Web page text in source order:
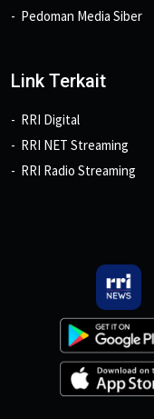
Pedoman Media Siber
Link Terkait
RRI Digital
RRI NET Streaming
RRI Radio Streaming